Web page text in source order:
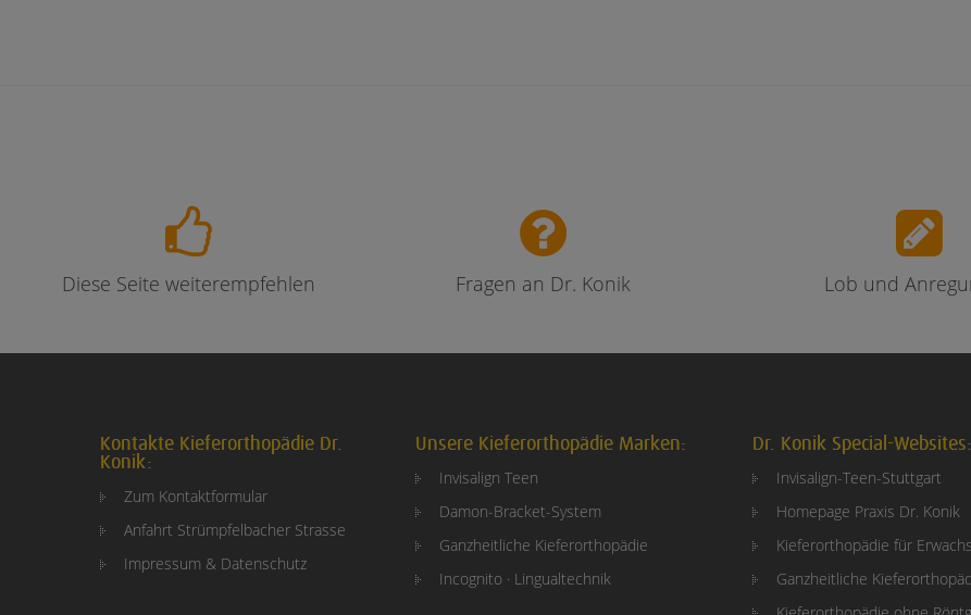
Diese Seite weiterempfehlen Fragen an Dr. Konik Lob und
Kontakte Kieferorthopädie Dr.
Konik:
Zum Kontaktformular
Anfahrt Strümpfelbacher Strasse
Impressum & Datenschutz
Unsere Kieferorthopädie Marken:
Invisalign Teen
Damon-Bracket-System
Ganzheitliche Kieferorthopädie
Incognito · Lingualtechnik
Dr. Konik Special-Websites:
Invisalign-Teen-Stuttgart
Homepage Praxis Dr. Konik
Kieferorthopädie für
Ganzheitliche